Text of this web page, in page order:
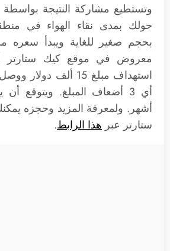
وتستطيع مشاركة النتيجة بواسطة
حولك بمدى نقاء الهواء في
معروض في موقع كيك ستارتر
أشهر. ولمعرفة المزيد وحجزه
ستارتر عبر هذا الرابط.